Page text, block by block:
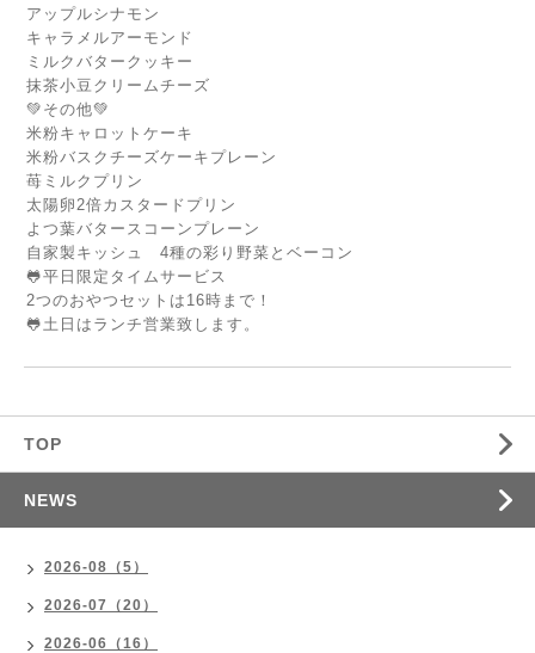
アップルシナモン
キャラメルアーモンド
ミルクバタークッキー
抹茶小豆クリームチーズ
💚その他💚
米粉キャロットケーキ
米粉バスクチーズケーキプレーン
苺ミルクプリン
太陽卵2倍カスタードプリン
よつ葉バタースコーンプレーン
自家製キッシュ 4種の彩り野菜とベーコン
🐸平日限定タイムサービス
2つのおやつセットは16時まで！
🐸土日はランチ営業致します。
TOP
NEWS
2026-08（5）
2026-07（20）
2026-06（16）